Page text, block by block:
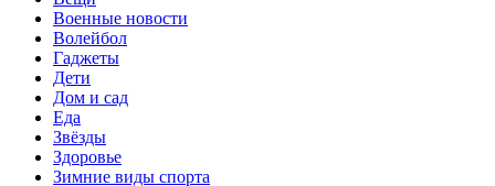
Военные новости
Волейбол
Гаджеты
Дети
Дом и сад
Еда
Звёзды
Здоровье
Зимние виды спорта